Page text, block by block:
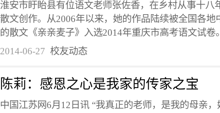
淮安市盱眙县有位语文老师张佐香，在乡村从事十八
散文创作。从2006年以来，她的作品陆续被全国各
的散文《亲亲麦子》入选2014年重庆市高考语文试卷
2014-06-27 校友动态
陈莉：感恩之心是我家的传家之宝
中国江苏网6月12日讯 “我真正的老师，是我的母亲